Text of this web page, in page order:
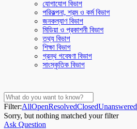
যোগাযোগ বিভাগ
পরিকল্পনা, শ্রম ও কর্ম বিভাগ
জনকল্যাণ বিভাগ
মিডিয়া ও প্রকাশনী বিভাগ
তথ্য বিভাগ
শিক্ষা বিভাগ
গ্রন্থ গবেষণা বিভাগ
সাংস্কৃতিক বিভাগ
Filter:AllOpenResolvedClosedUnanswered
Sorry, but nothing matched your filter
Ask Question